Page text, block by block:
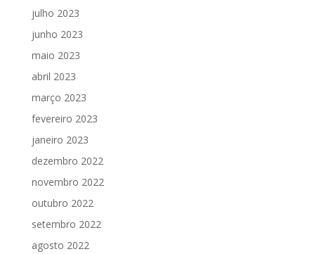
julho 2023
junho 2023
maio 2023
abril 2023
março 2023
fevereiro 2023
janeiro 2023
dezembro 2022
novembro 2022
outubro 2022
setembro 2022
agosto 2022